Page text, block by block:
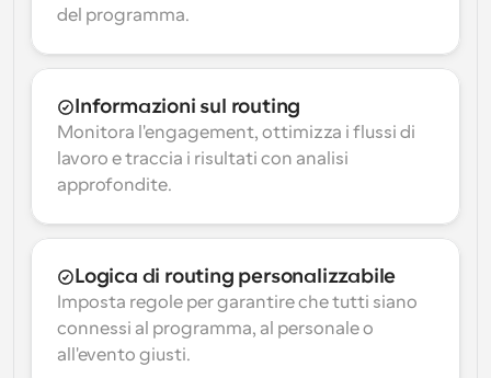
del programma.
Informazioni sul routing
Monitora l'engagement, ottimizza i flussi di
lavoro e traccia i risultati con analisi
approfondite.
Logica di routing personalizzabile
Imposta regole per garantire che tutti siano
connessi al programma, al personale o
all'evento giusti.